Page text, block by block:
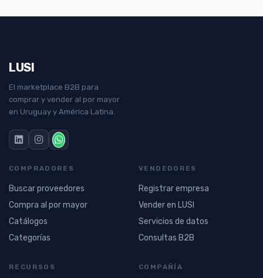
LUSI
El marketplace B2B para
comprar y vender al por mayor
en Uruguay y América Latina.
COMPRADORES
Buscar proveedores
Compra al por mayor
Catálogos
Categorías
VENDEDORES
Registrar empresa
Vender en LUSI
Servicios de datos
Consultas B2B
RECURSOS COMPAÑÍA